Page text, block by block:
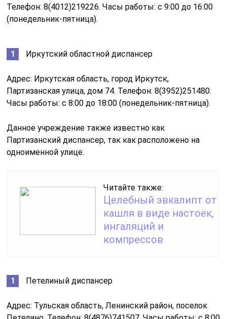
Телефон: 8(4012)219226. Часы работы: с 9:00 до 16:00
(понедельник-пятница).
Иркутский областной диспансер
Адрес: Иркутская область, город Иркутск,
Партизанская улица, дом 74. Телефон: 8(3952)251480.
Часы работы: с 8:00 до 18:00 (понедельник-пятница).
Данное учреждение также известно как
Партизанский диспансер, так как расположено на
одноименной улице.
Читайте также:
Целебный эвкалипт от
кашля в виде настоек,
ингаляций и
компрессов
Петелиный диспансер
Адрес: Тульская область, Ленинский район, поселок